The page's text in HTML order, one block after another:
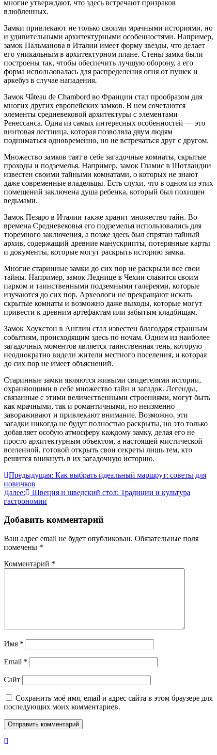
многие утверждают, что здесь встречают призраков
влюбленных.
Замки привлекают не только своими мрачными историями, но
и удивительными архитектурными особенностями. Например,
замок Пальманова в Италии имеет форму звезды, что делает
его уникальным в архитектурном плане. Стены замка были
построены так, чтобы обеспечить лучшую оборону, а его
форма использовалась для распределения огня от пушек и
аркебуз в случае нападения.
Замок Чâteau de Chambord во Франции стал прообразом для
многих других европейских замков. В нем сочетаются
элементы средневековой архитектуры с элементами
Ренессанса. Одна из самых интересных особенностей — это
винтовая лестница, которая позволяла двум людям
подниматься одновременно, но не встречаться друг с другом.
Множество замков таят в себе загадочные комнаты, скрытые
проходы и подземелья. Например, замок Гламис в Шотландии
известен своими тайными комнатами, о которых не знают
даже современные владельцы. Есть слухи, что в одном из этих
помещений заключена душа ребенка, который был похищен
ведьмами.
Замок Пезаро в Италии также хранит множество тайн. Во
времена Средневековья его подземелья использовались для
тюремного заключения, а позже здесь был спрятан тайный
архив, содержащий древние манускрипты, потерянные карты
и документы, которые могут раскрыть историю замка.
Многие старинные замки до сих пор не раскрыли все свои
тайны. Например, замок Леднице в Чехии славится своим
парком и таинственными подземными галереями, которые
изучаются до сих пор. Археологи не прекращают искать
скрытые комнаты и возможно даже выходы, которые могут
привести к древним артефактам или забытым кладбищам.
Замок Хоукстон в Англии стал известен благодаря странным
событиям, происходящим здесь по ночам. Одним из наиболее
загадочных моментов является таинственная тень, которую
неоднократно видели жители местного поселения, и которая
до сих пор не имеет объяснений.
Старинные замки являются живыми свидетелями истории,
охраняющими в себе множество тайн и загадок. Легенды,
связанные с этими величественными строениями, могут быть
как мрачными, так и романтичными, но неизменно
завораживают и привлекают внимание. Возможно, эти
загадки никогда не будут полностью раскрыты, но это только
добавляет особую атмосферу каждому замку, делая его не
просто архитектурным объектом, а настоящей мистической
вселенной, готовой открыть свои секреты лишь тем, кто
решится вникнуть в их загадочную историю.
Навигация
по
записям
Предыдущая: Как выбрать идеальный маршрут: советы для
новичков
Далее:
Швеция и шведский стол: Традиции и культура
гастрономии
Добавить комментарий
Ваш адрес email не будет опубликован. Обязательные поля
помечены *
Комментарий *
Имя *
Email *
Сайт
Сохранить моё имя, email и адрес сайта в этом браузере для
последующих моих комментариев.